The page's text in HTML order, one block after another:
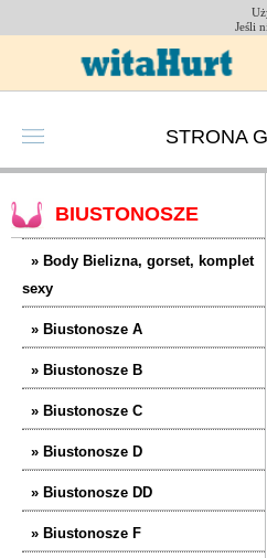
Jeśli
STRONA
BIUSTONOSZE
» Body Bielizna, gorset, komplet
sexy
» Biustonosze A
» Biustonosze B
» Biustonosze C
» Biustonosze D
» Biustonosze DD
» Biustonosze F